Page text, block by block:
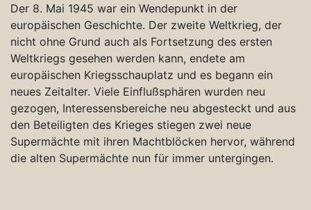
Der 8. Mai 1945 war ein Wendepunkt in der
europäischen Geschichte. Der zweite Weltkrieg, der
nicht ohne Grund auch als Fortsetzung des ersten
Weltkriegs gesehen werden kann, endete am
europäischen Kriegsschauplatz und es begann ein
neues Zeitalter. Viele Einflußsphären wurden neu
gezogen, Interessensbereiche neu abgesteckt und aus
den Beteiligten des Krieges stiegen zwei neue
Supermächte mit ihren Machtblöcken hervor, während
die alten Supermächte nun für immer untergingen.